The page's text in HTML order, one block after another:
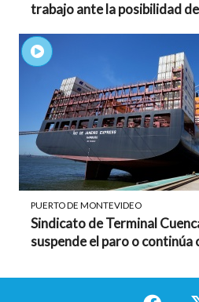
trabajo ante la posibilidad
PUERTO DE MONTEVIDEO
Sindicato de Terminal
suspende el paro o continúa